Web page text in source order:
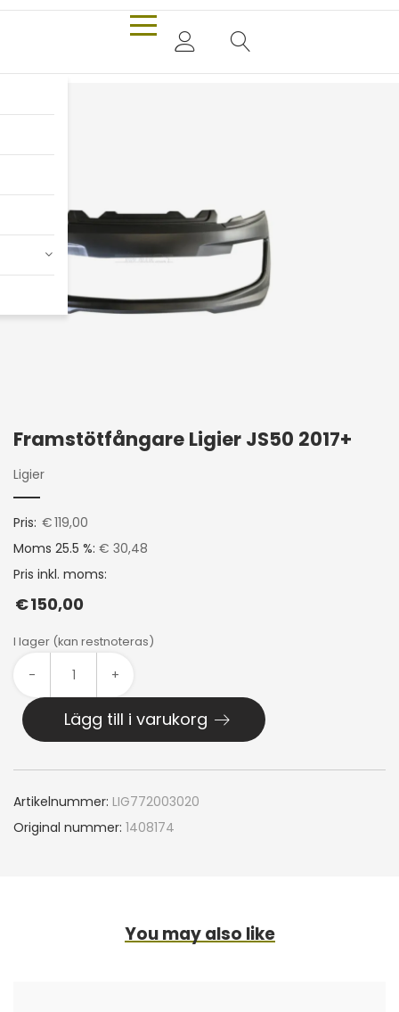
Framstötfångare Ligier JS50 2017+
Ligier
Pris: €119,00
Moms 25.5 %: € 30,48
Pris inkl. moms:
€150,00
I lager (kan restnoteras)
- +
Lägg till i varukorg
Artikelnummer: LIG772003020
Original nummer: 1408174
You may also like